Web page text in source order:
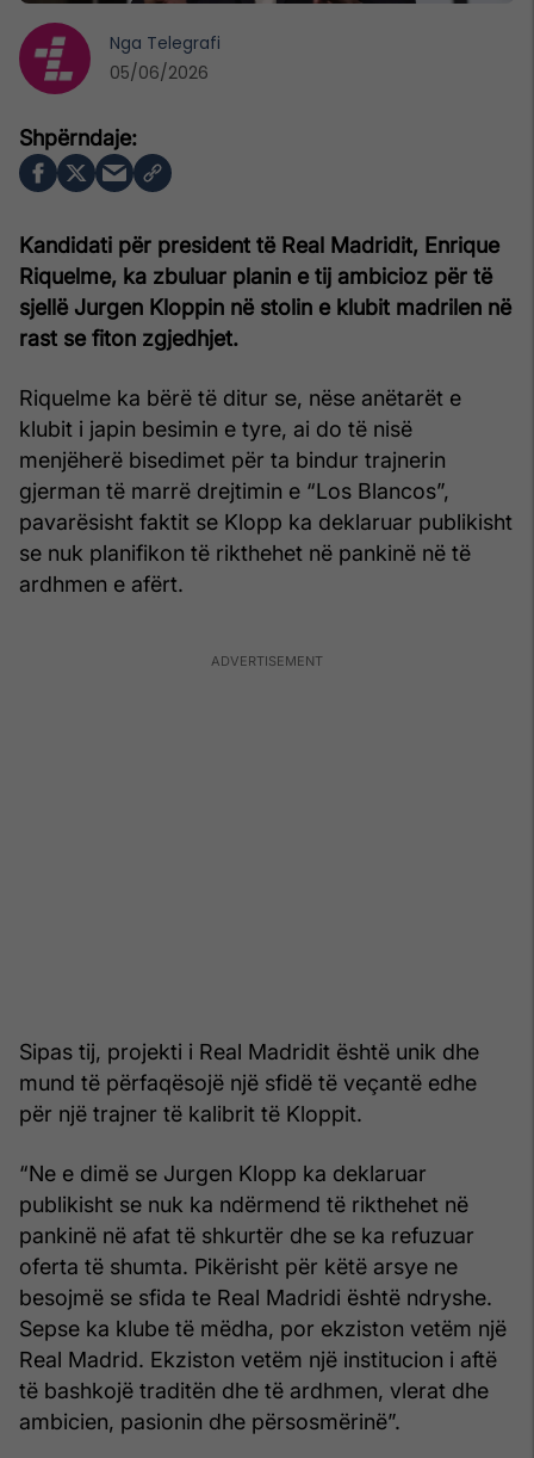
Kandidati për president të Real Madridit, Enrique
Riquelme, ka zbuluar planin e tij ambicioz për të
sjellë Jurgen Kloppin në stolin e klubit madrilen në
rast se fiton zgjedhjet.
Riquelme ka bërë të ditur se, nëse anëtarët e
klubit i japin besimin e tyre, ai do të nisë
menjëherë bisedimet për ta bindur trajnerin
gjerman të marrë drejtimin e “Los Blancos”,
pavarësisht faktit se Klopp ka deklaruar publikisht
se nuk planifikon të rikthehet në pankinë në të
ardhmen e afërt.
Sipas tij, projekti i Real Madridit është unik dhe
mund të përfaqësojë një sfidë të veçantë edhe
për një trajner të kalibrit të Kloppit.
“Ne e dimë se Jurgen Klopp ka deklaruar
publikisht se nuk ka ndërmend të rikthehet në
pankinë në afat të shkurtër dhe se ka refuzuar
oferta të shumta. Pikërisht për këtë arsye ne
besojmë se sfida te Real Madridi është ndryshe.
Sepse ka klube të mëdha, por ekziston vetëm një
Real Madrid. Ekziston vetëm një institucion i aftë
të bashkojë traditën dhe të ardhmen, vlerat dhe
ambicien, pasionin dhe përsosmërinë”.
Nga Telegrafi
05/06/2026